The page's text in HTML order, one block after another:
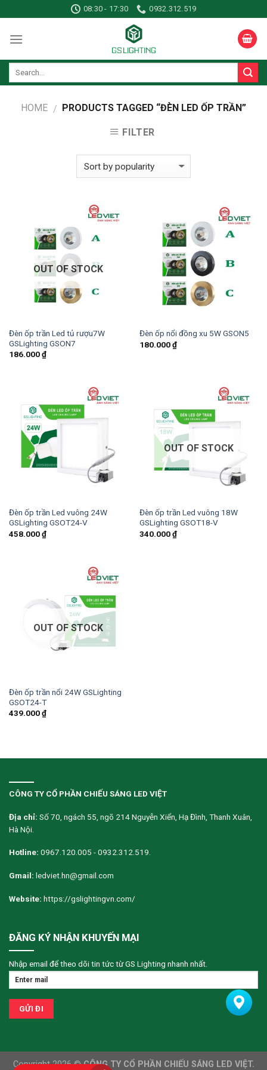
to
content
08:30 - 17:30 0932.312.519
HOME / PRODUCTS TAGGED “ĐÈN LED ỐP TRẦN”
FILTER
OUT OF STOCK
Đèn ốp trần Led tủ rượu7W
GSLighting GSON7
186.000₫
Đèn ốp nổi đồng xu 5W GSON5
180.000₫
Đèn ốp trần Led vuông 24W
GSLighting GSOT24-V
458.000₫
OUT OF STOCK
Đèn ốp trần Led vuông 18W
GSLighting GSOT18-V
340.000₫
OUT OF STOCK
Đèn ốp trần nổi 24W GSLighting
GSOT24-T
439.000₫
CÔNG TY CỔ PHẦN CHIẾU SÁNG LED VIỆT
Địa chỉ: Số 70, ngách 55, ngõ 214 Nguyễn Xiển, Hạ Đình, Thanh Xuân,
Hà Nội.
Hotline: 0967.120.005 - 0932.312.519.
Gmail: ledviet.hn@gmail.com
Website: https://gslightingvn.com/
ĐĂNG KÝ NHẬN KHUYẾN MẠI
Nhập email để theo dõi tin tức từ GS Lighting nhanh nhất.
Copyright 2026 ©CÔNG TY CỔ PHẦN CHIẾU SÁNG LED VIỆT.